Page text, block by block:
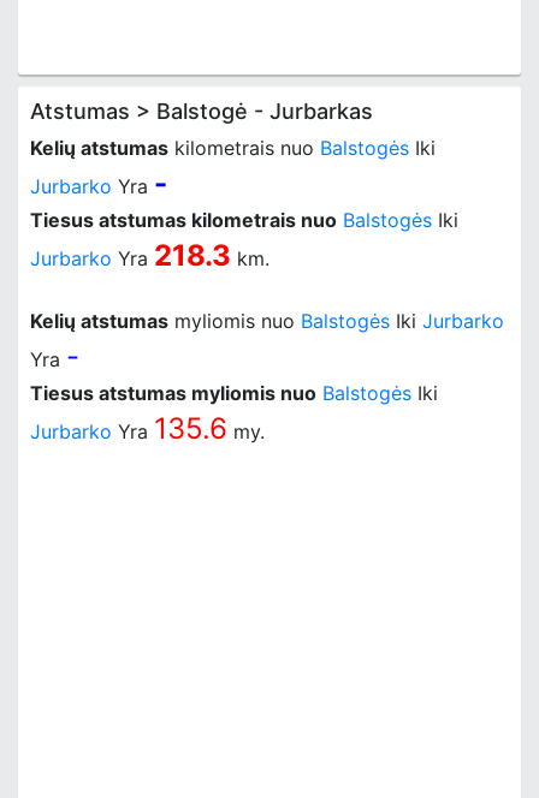
Atstumas > Balstogė - Jurbarkas
Kelių atstumas kilometrais nuo Balstogės Iki
Jurbarko Yra -
Tiesus atstumas kilometrais nuo Balstogės Iki
Jurbarko Yra 218.3 km.
Kelių atstumas myliomis nuo Balstogės Iki Jurbarko
Yra -
Tiesus atstumas myliomis nuo Balstogės Iki
Jurbarko Yra 135.6 my.